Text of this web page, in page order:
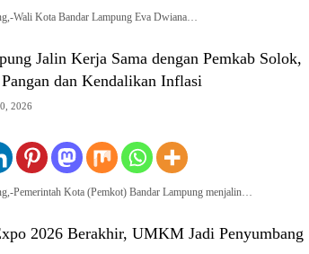
Wali Kota Bandar Lampung Eva Dwiana…
Jalin Kerja Sama dengan Pemkab Solok,
dan Kendalikan Inflasi
2026
Pemerintah Kota (Pemkot) Bandar Lampung menjalin…
2026 Berakhir, UMKM Jadi Penyumbang